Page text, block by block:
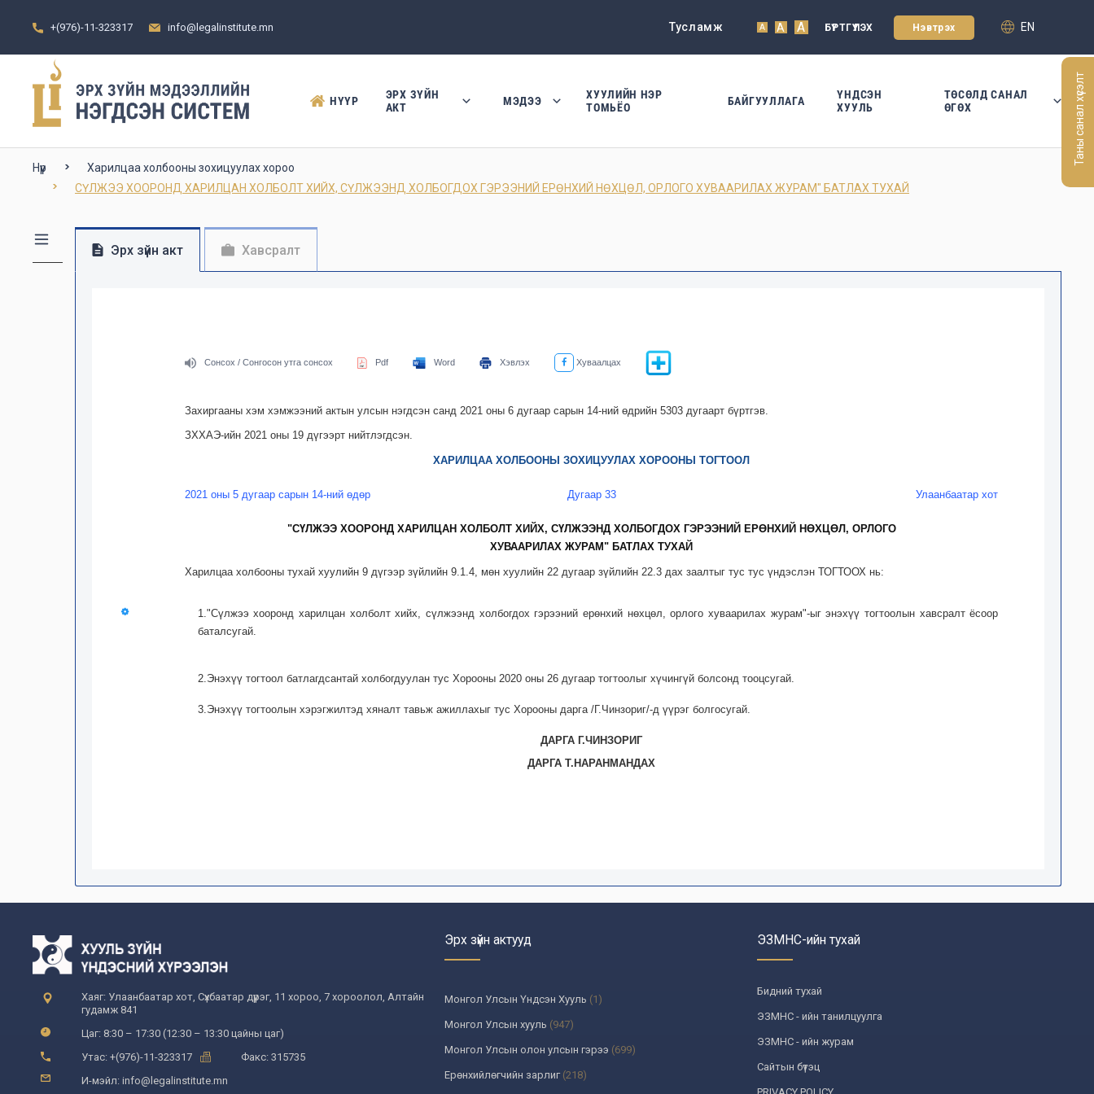
+(976)-11-323317 info@legalinstitute.mn Тусламж A A A БҮРТГҮҮЛЭХ Нэвтрэх EN
НҮҮР
ЭРХ ЗҮЙН
АКТ
МЭДЭЭ
ХУУЛИЙН НЭР
ТОМЬЁО
БАЙГУУЛЛАГА
ҮНДСЭН
ХУУЛЬ
ТӨСӨЛД САНАЛ
ӨГӨХ
Нүүр
Харилцаа холбооны зохицуулах хороо
СҮЛЖЭЭ ХООРОНД ХАРИЛЦАН ХОЛБОЛТ ХИЙХ, СҮЛЖЭЭНД ХОЛБОГДОХ ГЭРЭЭНИЙ ЕРӨНХИЙ НӨХЦӨЛ, ОРЛОГО ХУВААРИЛАХ ЖУРАМ" БАТЛАХ ТУХАЙ
Эрх зүйн акт Хавсралт
Сонсох / Сонгосон утга сонсох Pdf Word Хэвлэх Хуваалцах
Захиргааны хэм хэмжээний актын улсын нэгдсэн санд 2021 оны 6 дугаар сарын 14-ний өдрийн 5303 дугаарт бүртгэв.
ЗХХАЭ-ийн 2021 оны 19 дүгээрт нийтлэгдсэн.
ХАРИЛЦАА ХОЛБООНЫ ЗОХИЦУУЛАХ ХОРООНЫ ТОГТООЛ
2021 оны 5 дугаар сарын 14-ний өдөр Дугаар 33 Улаанбаатар хот
"СҮЛЖЭЭ ХООРОНД ХАРИЛЦАН ХОЛБОЛТ ХИЙХ, СҮЛЖЭЭНД ХОЛБОГДОХ ГЭРЭЭНИЙ ЕРӨНХИЙ НӨХЦӨЛ, ОРЛОГО
ХУВААРИЛАХ ЖУРАМ" БАТЛАХ ТУХАЙ
Харилцаа холбооны тухай хуулийн 9 дүгээр зүйлийн 9.1.4, мөн хуулийн 22 дугаар зүйлийн 22.3 дах заалтыг тус тус үндэслэн ТОГТООХ нь:
1."Сүлжээ хооронд харилцан холболт хийх, сүлжээнд холбогдох гэрээний ерөнхий нөхцөл, орлого хуваарилах журам"-ыг энэхүү тогтоолын хавсралт ёсоор
баталсугай.
2.Энэхүү тогтоол батлагдсантай холбогдуулан тус Хорооны 2020 оны 26 дугаар тогтоолыг хүчингүй болсонд тооцсугай.
3.Энэхүү тогтоолын хэрэгжилтэд хяналт тавьж ажиллахыг тус Хорооны дарга /Г.Чинзориг/-д үүрэг болгосугай.
ДАРГА Г.ЧИНЗОРИГ
ДАРГА Т.НАРАНМАНДАХ
Хаяг: Улаанбаатар хот, Сүхбаатар дүүрэг, 11 хороо, 7 хороолол, Алтайн
гудамж 841
Цаг: 8:30 – 17:30 (12:30 – 13:30 цайны цаг)
Утас: +(976)-11-323317
Факс: 315735
И-мэйл: info@legalinstitute.mn
Эрх зүйн актууд
Монгол Улсын Үндсэн Хууль (1)
Монгол Улсын хууль (947)
Монгол Улсын олон улсын гэрээ (699)
Ерөнхийлөгчийн зарлиг(218)
ЭЗМНС-ийн тухай
Бидний тухай
ЭЗМНС - ийн танилцуулга
ЭЗМНС - ийн журам
Сайтын бүтэц
Таны санал хүсэлт